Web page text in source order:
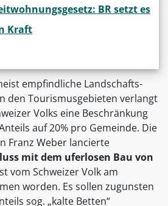
BR setzt es
Kraft
empfindliche Landschafts-
den Tourismusgebieten verlangt
Volks eine Beschränkung
auf 20% pro Gemeinde. Die
Franz Weber lancierte
mit dem uferlosen Bau von
vom Schweizer Volk am
worden. Es sollen zugunsten
sog. „kalte Betten“